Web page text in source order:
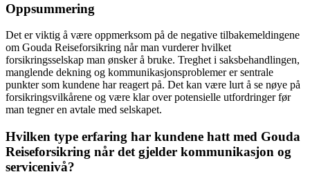
Oppsummering
Det er viktig å være oppmerksom på de negative tilbakemeldingene
om Gouda Reiseforsikring når man vurderer hvilket
forsikringsselskap man ønsker å bruke. Treghet i saksbehandlingen,
manglende dekning og kommunikasjonsproblemer er sentrale
punkter som kundene har reagert på. Det kan være lurt å se nøye på
forsikringsvilkårene og være klar over potensielle utfordringer før
man tegner en avtale med selskapet.
Hvilken type erfaring har kundene hatt med Gouda
Reiseforsikring når det gjelder kommunikasjon og
servicenivå?